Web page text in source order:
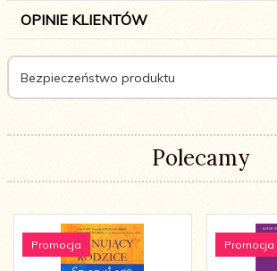
OPINIE KLIENTÓW
Bezpieczeństwo produktu
Polecamy
Promocja Promocja